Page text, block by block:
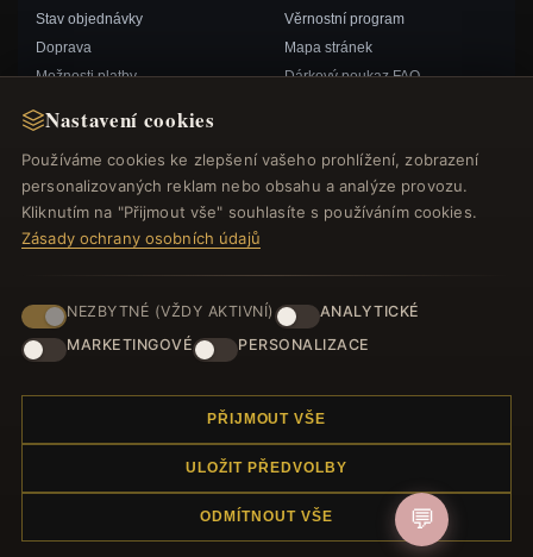
Nastavení cookies
Používáme cookies ke zlepšení vašeho prohlížení, zobrazení
personalizovaných reklam nebo obsahu a analýze provozu.
Kliknutím na "Přijmout vše" souhlasíte s používáním cookies.
Zásady ochrany osobních údajů
NEZBYTNÉ (VŽDY AKTIVNÍ)
ANALYTICKÉ
MARKETINGOVÉ
PERSONALIZACE
PŘIJMOUT VŠE
ULOŽIT PŘEDVOLBY
ODMÍTNOUT VŠE
Stav objednávky
Doprava
Možnosti platby
Kontaktujte nás
Věrnostní program
Mapa stránek
Dárkový poukaz FAQ
RYCHLÉ ODKAZY
Nové produkty
Speciální nabídky
Blog
Recenze
Přihlásit se
SLEDUJTE NÁS
Náramek.com. Všechna práva vyhrazena.
💬